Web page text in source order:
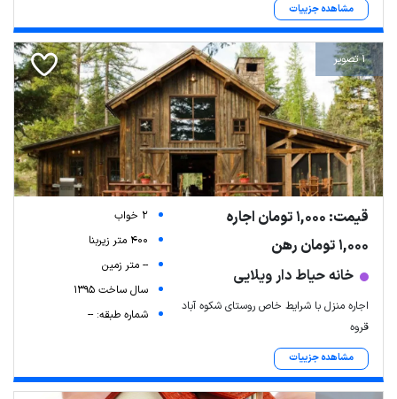
مشاهده جزییات
1 تصویر
قیمت: 1,000 تومان اجاره
1,000 تومان رهن
خانه حیاط دار ویلایی
اجاره منزل با شرایط خاص روستای شکوه آباد
قروه
مشاهده جزییات
2 خواب
400 متر زیربنا
-- متر زمین
سال ساخت 1395
شماره طبقه: --